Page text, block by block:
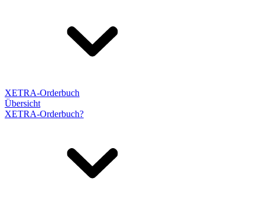
XETRA-Orderbuch
Übersicht
XETRA-Orderbuch?